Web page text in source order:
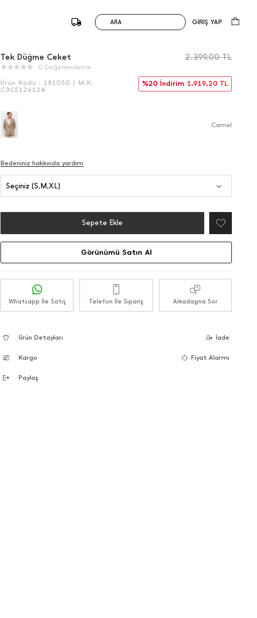
ARA GİRİŞ YAP
Tek Düğme Ceket
0 Değerlendirme
Ürün Kodu : 181050 / M.K.
C3CE126124
2.399,00TL
%20 İndirim 1.919,20 TL
Camel
Bedeniniz hakkında yardım
Seçiniz (S,M,XL)
Sepete Ekle
Görünümü Satın Al
Whatsapp İle Satış Telefon İle Sipariş Arkadaşına Sor
Ürün Detayları İade
Kargo Fiyat Alarmı
Paylaş